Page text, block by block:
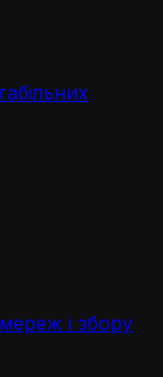
і збору